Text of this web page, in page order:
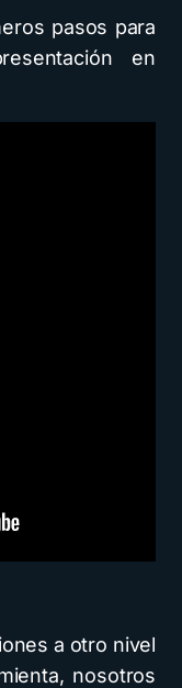
pasos para
en
a otro nivel
nosotros